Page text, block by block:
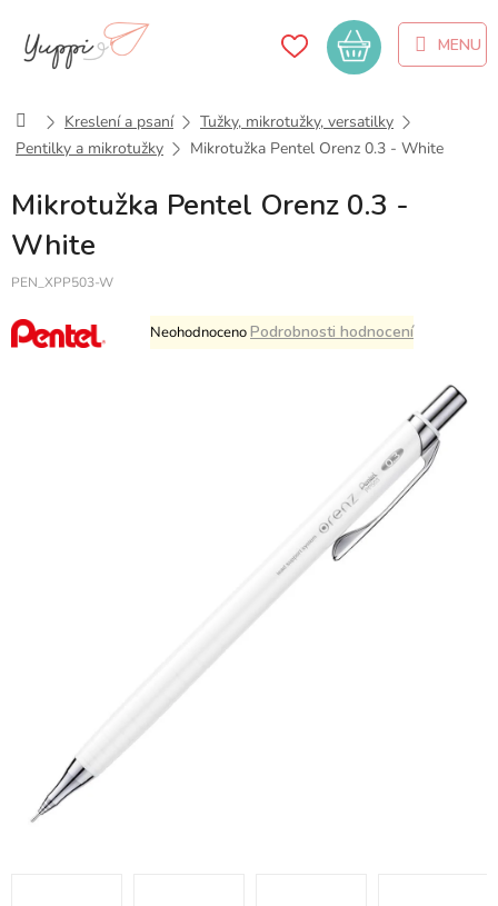
obsah
Nákupní
košík
DomůKreslení a psaní
Tužky, mikrotužky, versatilky
Pentilky a mikrotužky
Mikrotužka Pentel Orenz 0.3 - White
Mikrotužka Pentel Orenz 0.3 -
White
PEN_XPP503-W
Průměrné
hodnocení
NeohodnocenoPodrobnosti hodnocení